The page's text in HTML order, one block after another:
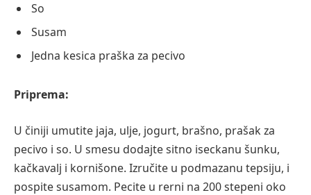
So
Susam
Jedna kesica praška za pecivo
Priprema:
U činiji umutite jaja, ulje, jogurt, brašno, prašak za
pecivo i so. U smesu dodajte sitno iseckanu šunku,
kačkavalj i kornišone. Izručite u podmazanu tepsiju, i
pospite susamom. Pecite u rerni na 200 stepeni oko